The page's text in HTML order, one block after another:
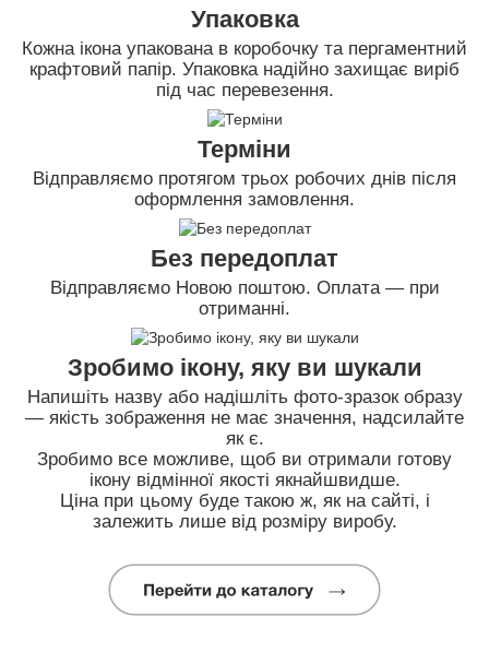
Упаковка
Кожна ікона упакована в коробочку та пергаментний
крафтовий папір. Упаковка надійно захищає виріб
під час перевезення.
Терміни
Відправляємо протягом трьох робочих днів після
оформлення замовлення.
Без передоплат
Відправляємо Новою поштою. Оплата — при
отриманні.
Зробимо ікону, яку ви шукали
Напишіть назву або надішліть фото-зразок образу
— якість зображення не має значення, надсилайте
як є.
Зробимо все можливе, щоб ви отримали готову
ікону відмінної якості якнайшвидше.
Ціна при цьому буде такою ж, як на сайті, і
залежить лише від розміру виробу.